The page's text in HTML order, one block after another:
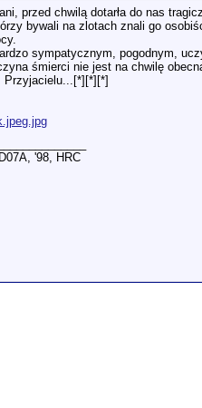
08.01.2025,
15:06
15:14
wiadomość... 08.01.2025,16:32
19:41
13:44
przed chwilą dotarła do nas
bywali na zlotach znali go
sympatycznym, pogodnym,
śmierci nie jest na chwilę
Przyjacielu...[*][*][*]
'98, HRC